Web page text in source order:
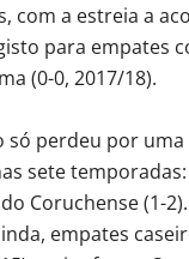
com a estreia a
para empates
(0-0, 2017/18).
só perdeu por uma
sete
Coruchense (1-
empates